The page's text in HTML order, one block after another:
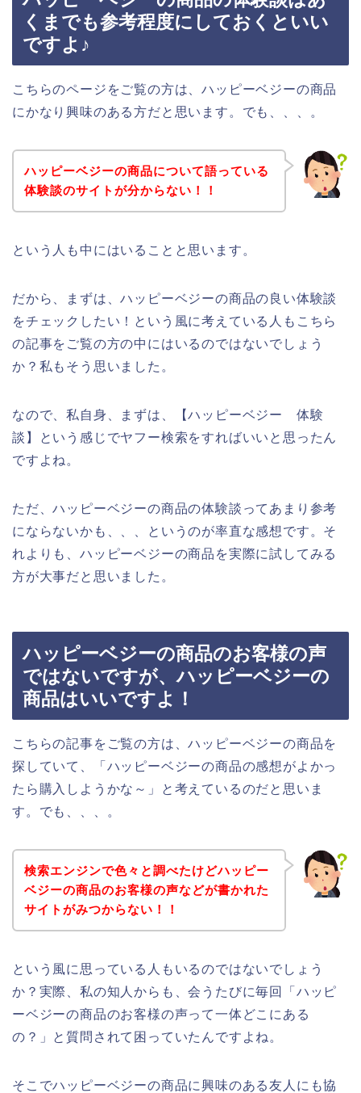
くまでも参考程度にしておくといい
ですよ♪
こちらのページをご覧の方は、ハッピーベジーの商品
にかなり興味のある方だと思います。でも、、、。
ハッピーベジーの商品について語っている
体験談のサイトが分からない！！
という人も中にはいることと思います。
だから、まずは、ハッピーベジーの商品の良い体験談
をチェックしたい！という風に考えている人もこちら
の記事をご覧の方の中にはいるのではないでしょう
か？私もそう思いました。
なので、私自身、まずは、【ハッピーベジー 体験
談】という感じでヤフー検索をすればいいと思ったん
ですよね。
ただ、ハッピーベジーの商品の体験談ってあまり参考
にならないかも、、、というのが率直な感想です。そ
れよりも、ハッピーベジーの商品を実際に試してみる
方が大事だと思いました。
ハッピーベジーの商品のお客様の声
ではないですが、ハッピーベジーの
商品はいいですよ！
こちらの記事をご覧の方は、ハッピーベジーの商品を
探していて、「ハッピーベジーの商品の感想がよかっ
たら購入しようかな～」と考えているのだと思いま
す。でも、、、。
検索エンジンで色々と調べたけどハッピー
ベジーの商品のお客様の声などが書かれた
サイトがみつからない！！
という風に思っている人もいるのではないでしょう
か？実際、私の知人からも、会うたびに毎回「ハッピ
ーベジーの商品のお客様の声って一体どこにある
の？」と質問されて困っていたんですよね。
そこでハッピーベジーの商品に興味のある友人にも協